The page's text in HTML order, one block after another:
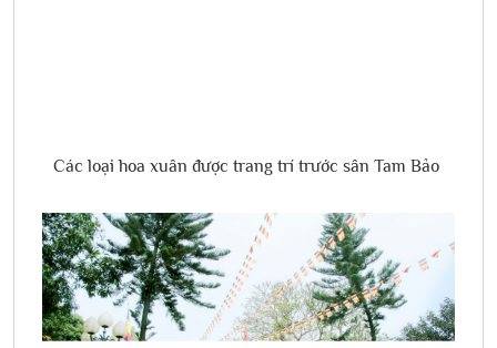
Các loại hoa xuân được trang trí trước sân Tam Bảo